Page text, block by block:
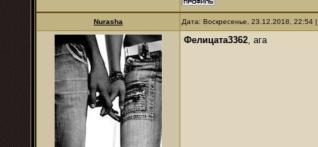
Nurаsha Дата: Воскресенье, 23.12.2018,
Фелицата3362, ага